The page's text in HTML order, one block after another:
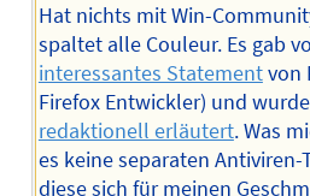
Hat nichts mit Win-
spaltet alle Couleur. Es gab
interessantes Statementvon
Firefox Entwickler) und
redaktionell erläutert. Was
es keine separaten
diese sich für meinen